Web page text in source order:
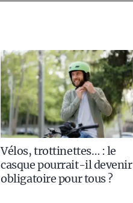
Vélos, trottinettes… : le
casque pourrait-il devenir
obligatoire pour tous ?